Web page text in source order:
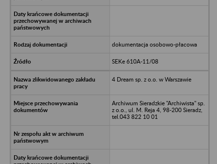
dokumentacja osobowo-płacowa
SEKe 610A-11/08
4 Dream sp. z o.o. w Warszawie
Archiwum Sieradzkie "Archiwista" sp.
z o.o., ul. M. Reja 4, 98-200 Sieradz,
tel.043 822 10 01